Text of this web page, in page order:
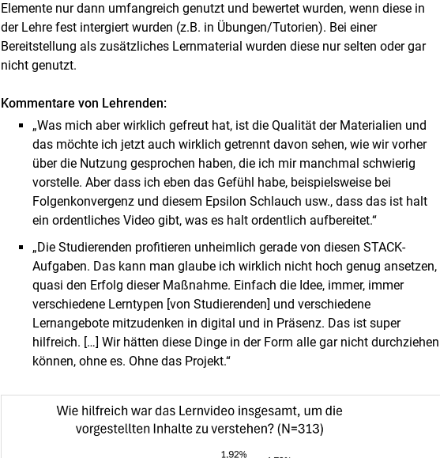
Elemente nur dann umfangreich genutzt und bewertet wurden, wenn diese in
der Lehre fest intergiert wurden (z.B. in Übungen/Tutorien). Bei einer
Bereitstellung als zusätzliches Lernmaterial wurden diese nur selten oder gar
nicht genutzt.
Kommentare von Lehrenden:
„Was mich aber wirklich gefreut hat, ist die Qualität der Materialien und
das möchte ich jetzt auch wirklich getrennt davon sehen, wie wir vorher
über die Nutzung gesprochen haben, die ich mir manchmal schwierig
vorstelle. Aber dass ich eben das Gefühl habe, beispielsweise bei
Folgenkonvergenz und diesem Epsilon Schlauch usw., dass das ist halt
ein ordentliches Video gibt, was es halt ordentlich aufbereitet.“
„Die Studierenden profitieren unheimlich gerade von diesen STACK-
Aufgaben. Das kann man glaube ich wirklich nicht hoch genug ansetzen,
quasi den Erfolg dieser Maßnahme. Einfach die Idee, immer, immer
verschiedene Lerntypen [von Studierenden] und verschiedene
Lernangebote mitzudenken in digital und in Präsenz. Das ist super
hilfreich. […] Wir hätten diese Dinge in der Form alle gar nicht durchziehen
können, ohne es. Ohne das Projekt.“